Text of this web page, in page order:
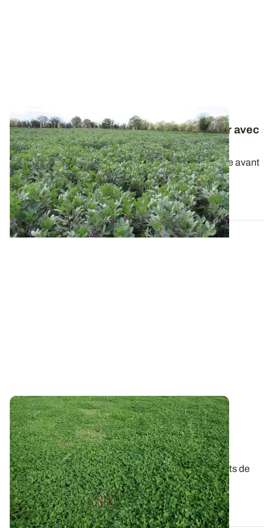
Cultures intermédiaires avant maïs - Gérer avec
précaution les destructions tardives
Des destructions tardives d’un couvert d’interculture avant
maïs sont possibles. Elles...
04 SEPT. 2025
Azote cher et récoltes précoces : une
opportunité pour insérer un couvert de
légumineuses ?
A l’heure où le cours de l’azote est élevé, les couverts de
légumineuses ont une carte à...
02 JUILL. 2026